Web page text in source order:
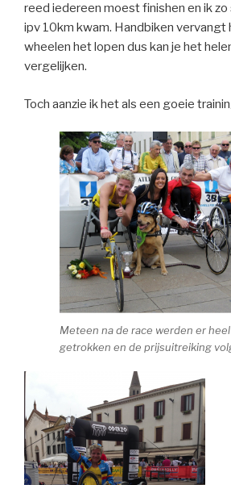
reed iedereen moest finishen en ik zo
ipv 10km kwam. Handbiken
wheelen het lopen dus kan je het
vergelijken.
Toch aanzie ik het als een goeie
Meteen na de race werden er heel
getrokken en de prijsuitreiking